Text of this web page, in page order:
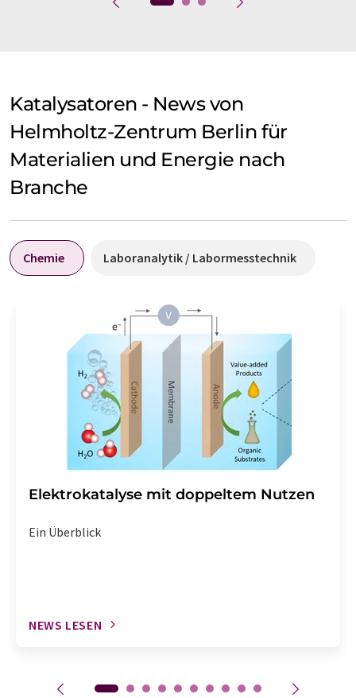
Katalysatoren - News von
Helmholtz-Zentrum Berlin für
Materialien und Energie nach
Branche
Chemie Laboranalytik / Labormesstechnik
Elektrokatalyse mit doppeltem Nutzen
Ein Überblick
NEWS LESEN